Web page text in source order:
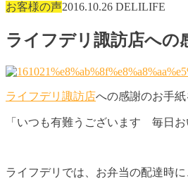
お客様の声2016.10.26 DELILIFE
ライフデリ諏訪店への
ライフデリ諏訪店への感謝のお手紙
「いつも有難うございます 毎日
ライフデリでは、お弁当の配達時